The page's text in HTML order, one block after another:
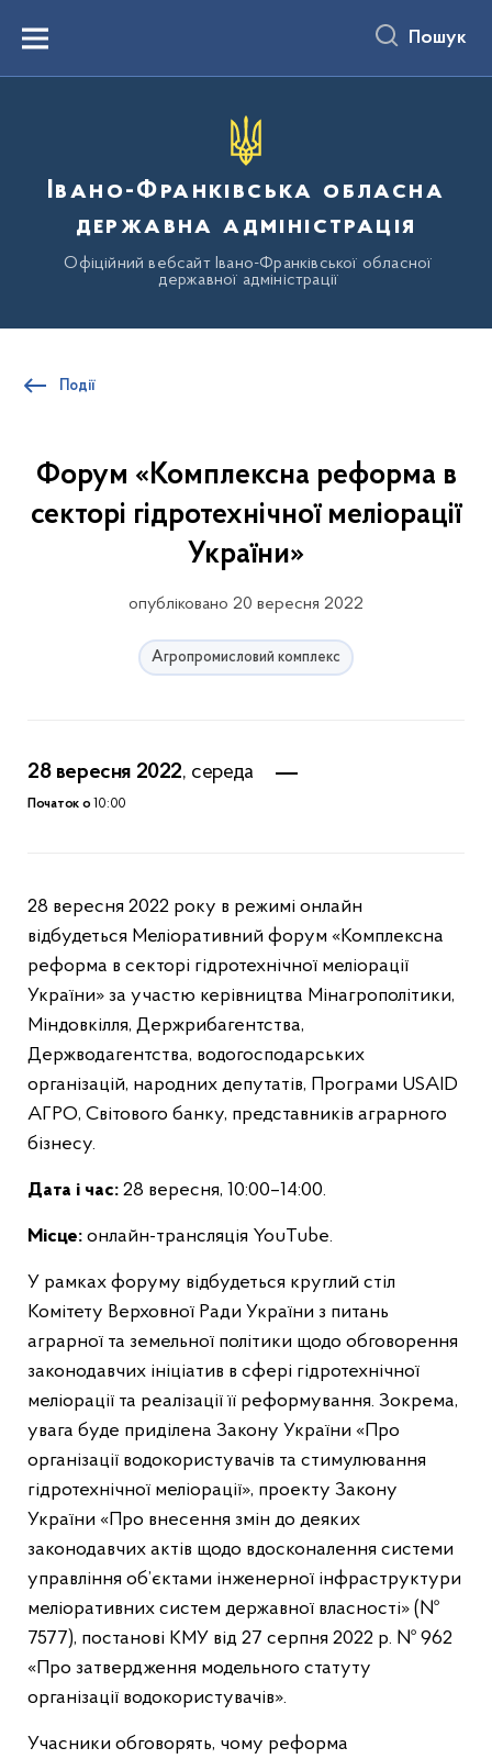
вмістуMenu Пошук
Івано-Франківська обласна
державна адміністрація
Офіційний вебсайт Івано-Франківської обласної
державної адміністрації
Події
Форум «Комплексна реформа в
секторі гідротехнічної меліорації
України»
опубліковано 20 вересня 2022
Агропромисловий комплекс
28 вересня 2022, середа
Початок о 10:00
28 вересня 2022 року в режимі онлайн
відбудеться Меліоративний форум «Комплексна
реформа в секторі гідротехнічної меліорації
України» за участю керівництва Мінагрополітики,
Міндовкілля, Держрибагентства,
Держводагентства, водогосподарських
організацій, народних депутатів, Програми USAID
АГРО, Світового банку, представників аграрного
бізнесу.
Дата і час: 28 вересня, 10:00–14:00.
Місце: онлайн-трансляція YouTube.
У рамках форуму відбудеться круглий стіл
Комітету Верховної Ради України з питань
аграрної та земельної політики щодо обговорення
законодавчих ініціатив в сфері гідротехнічної
меліорації та реалізації її реформування. Зокрема,
увага буде приділена Закону України «Про
організації водокористувачів та стимулювання
гідротехнічної меліорації», проекту Закону
України «Про внесення змін до деяких
законодавчих актів щодо вдосконалення системи
управління об’єктами інженерної інфраструктури
меліоративних систем державної власності» (№
7577), постанові КМУ від 27 серпня 2022 р. № 962
«Про затвердження модельного статуту
організації водокористувачів».
Учасники обговорять, чому реформа